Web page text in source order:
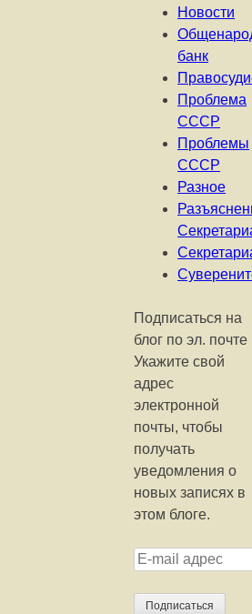
Новости
банк
Проблема
СССР
Проблемы
СССР
Разное
Подписаться на
блог по эл. почте
Укажите свой
адрес
электронной
почты, чтобы
получать
уведомления о
новых записях в
этом блоге.
E-mail адрес
Подписаться